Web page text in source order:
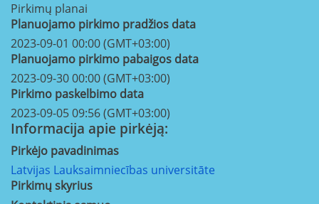
Pirkimų planai
Planuojamo pirkimo pradžios data
2023-09-01 00:00 (GMT+03:00)
Planuojamo pirkimo pabaigos data
2023-09-30 00:00 (GMT+03:00)
Pirkimo paskelbimo data
2023-09-05 09:56 (GMT+03:00)
Informacija apie pirkėją:
Pirkėjo pavadinimas
Latvijas Lauksaimniecības universitāte
Pirkimų skyrius